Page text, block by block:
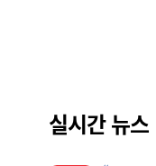
실시간 뉴스
1시간전